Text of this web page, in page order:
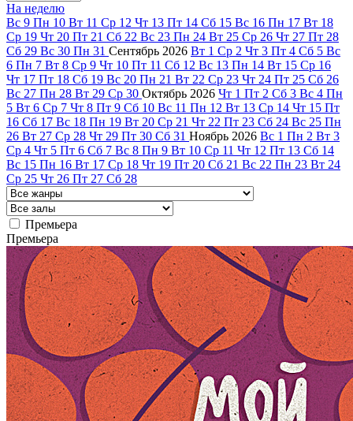
На неделю
Вс 9 Пн 10 Вт 11 Ср 12 Чт 13 Пт 14 Сб 15 Вс 16 Пн 17 Вт 18
Ср 19 Чт 20 Пт 21 Сб 22 Вс 23 Пн 24 Вт 25 Ср 26 Чт 27 Пт 28
Сб 29 Вс 30 Пн 31 Сентябрь 2026 Вт 1 Ср 2 Чт 3 Пт 4 Сб 5 Вс
6 Пн 7 Вт 8 Ср 9 Чт 10 Пт 11 Сб 12 Вс 13 Пн 14 Вт 15 Ср 16
Чт 17 Пт 18 Сб 19 Вс 20 Пн 21 Вт 22 Ср 23 Чт 24 Пт 25 Сб 26
Вс 27 Пн 28 Вт 29 Ср 30 Октябрь 2026 Чт 1 Пт 2 Сб 3 Вс 4 Пн
5 Вт 6 Ср 7 Чт 8 Пт 9 Сб 10 Вс 11 Пн 12 Вт 13 Ср 14 Чт 15 Пт
16 Сб 17 Вс 18 Пн 19 Вт 20 Ср 21 Чт 22 Пт 23 Сб 24 Вс 25 Пн
26 Вт 27 Ср 28 Чт 29 Пт 30 Сб 31 Ноябрь 2026 Вс 1 Пн 2 Вт 3
Ср 4 Чт 5 Пт 6 Сб 7 Вс 8 Пн 9 Вт 10 Ср 11 Чт 12 Пт 13 Сб 14
Вс 15 Пн 16 Вт 17 Ср 18 Чт 19 Пт 20 Сб 21 Вс 22 Пн 23 Вт 24
Ср 25 Чт 26 Пт 27 Сб 28
Премьера
Премьера